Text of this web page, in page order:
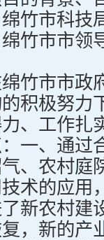
竹市科技
竹市市领
市市政
积极努力
、工作扎
一、通过
、农村庭
术的应用
新农村建
，新的产